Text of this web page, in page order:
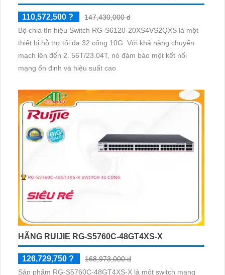
110,572,500 ?
147,430,000 d
Bộ chia tín hiệu Switch RG-S6120-20XS4VS2QXS là một
thiết bị hỗ trợ tối đa 32 cổng 10G. Với khả năng chuyển
mạch lên đến 2. 56T/23.04T, nó đảm bảo một kết nối
mạng ổn định và hiệu suất cao
HÃNG RUIJIE RG-S5760C-48GT4XS-X
126,729,750 ?
168,973,000 d
Sản phẩm RG-S5760C-48GT4XS-X là một switch mạng